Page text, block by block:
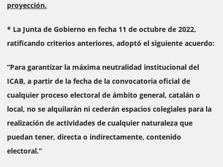
proyección.
* La Junta de Gobierno en fecha 11 de octubre de 2022,
ratificando criterios anteriores, adoptó el siguiente acuerdo:
“Para garantizar la máxima neutralidad institucional del
ICAB, a partir de la fecha de la convocatoria oficial de
cualquier proceso electoral de ámbito general, catalán o
local, no se alquilarán ni cederán espacios colegiales para la
realización de actividades de cualquier naturaleza que
puedan tener, directa o indirectamente, contenido
electoral.”